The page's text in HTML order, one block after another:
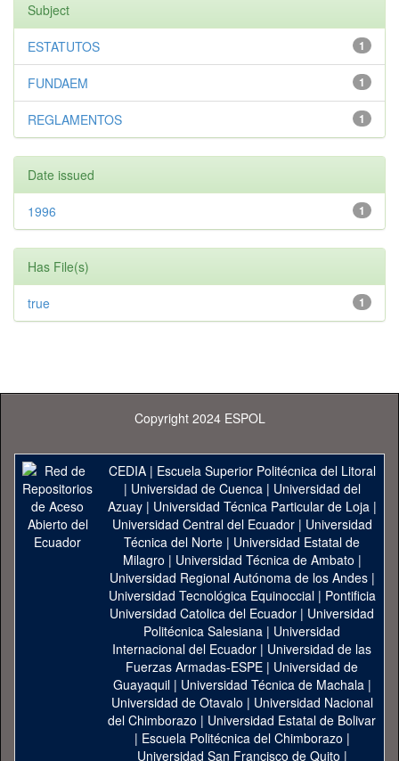
Subject
1
ESTATUTOS
1
FUNDAEM
1
REGLAMENTOS
Date issued
1
1996
Has File(s)
1
true
Copyright 2024 ESPOL
CEDIA| Escuela Superior Politécnica del Litoral
| Universidad de Cuenca| Universidad del
Azuay| Universidad Técnica Particular de Loja|
Universidad Central del Ecuador| Universidad
Técnica del Norte | Universidad Estatal de
Milagro | Universidad Técnica de Ambato |
Universidad Regional Autónoma de los Andes|
Universidad Tecnológica Equinoccial| Pontificia
Universidad Catolica del Ecuador | Universidad
Politécnica Salesiana | Universidad
Internacional del Ecuador | Universidad de las
Fuerzas Armadas-ESPE | Universidad de
Guayaquil| Universidad Técnica de Machala|
Universidad de Otavalo | Universidad Nacional
del Chimborazo | Universidad Estatal de Bolivar
| Escuela Politécnica del Chimborazo |
Universidad San Francisco de Quito |